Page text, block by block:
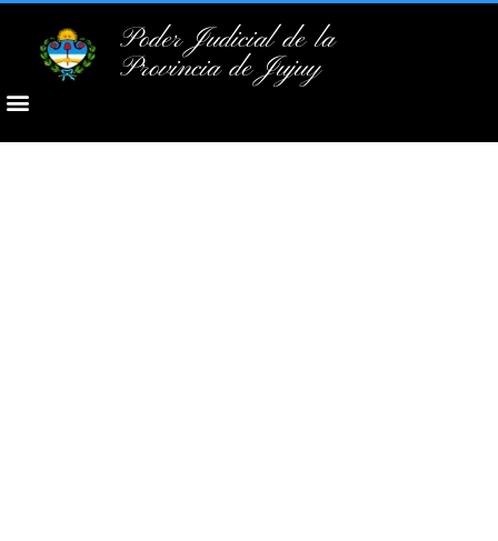
Poder Judicial de la
Provincia de Jujuy